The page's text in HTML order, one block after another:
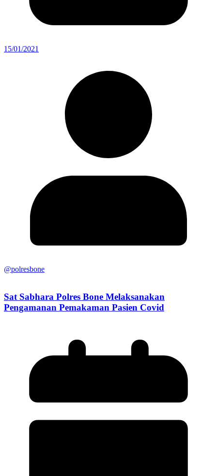
15/01/2021
@polresbone
Sat Sabhara Polres Bone Melaksanakan
Pengamanan Pemakaman Pasien Covid